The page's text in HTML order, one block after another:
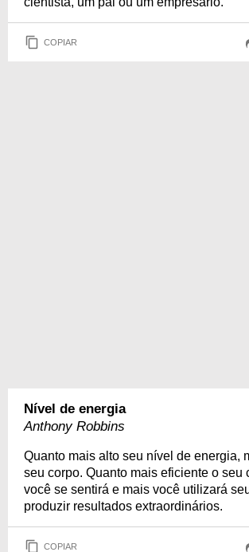
COPIAR
Nível de energia
Anthony Robbins
Quanto mais alto seu nível de energia,
seu corpo. Quanto mais eficiente o seu
você se sentirá e mais você utilizará
produzir resultados extraordinários.
COPIAR